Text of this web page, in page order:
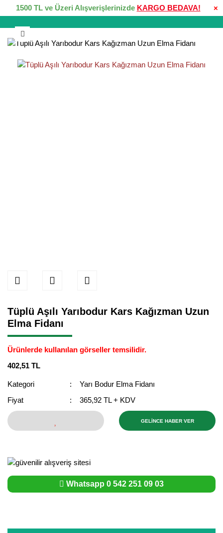
×
1500 TL ve Üzeri Alışverişlerinizde KARGO BEDAVA!
Tüplü Aşılı Yarıbodur Kars Kağızman Uzun
Elma Fidanı
Ürünlerde kullanılan görseller temsilidir.
402,51 TL
Kategori
Yarı Bodur Elma Fidanı
Fiyat
365,92 TL + KDV
GELİNCE HABER VER
Whatsapp 0 542 251 09 03